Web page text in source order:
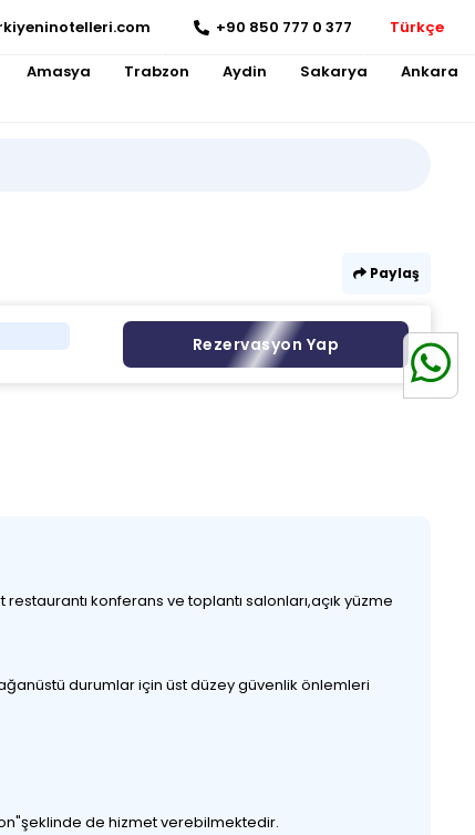
+90 850 777 0 377 Türkçe
Amasya Trabzon Aydin Sakarya Ankara
Paylaş
Rezervasyon Yap
konferans ve toplantı salonları,açık yüzme
durumlar için üst düzey güvenlik önlemleri
de hizmet verebilmektedir.